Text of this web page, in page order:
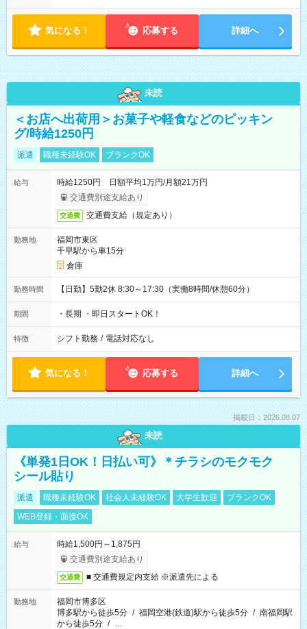
ます。 ※曜日固定（毎週同じ曜日での勤務となります）
気になる！ 応募する 詳細へ
未読
＜お店へ出荷用＞お菓子や軽食などのピッキン
グ/時給1250円
派遣 職種未経験OK ブランクOK
給与
時給1250円 日額平均1万円/月額21万円
交通費別途支給あり
交通費 交通費支給（規定あり）
勤務地
福岡市東区
千早駅から車15分
倉庫
勤務時間 【日勤】5勤2休 8:30～17:30（実働8時間/休憩60分）
期間 ・長期 ・即日スタートOK！
特徴 シフト勤務 / 電話対応なし
気になる！ 応募する 詳細へ
掲載日：2026.08.07
未読
《単発1日OK！日払い可》＊チラシのモクモク
シール貼り
派遣 職種未経験OK 社会人未経験OK 大学生歓迎
ブランクOK
WEB登録・面接OK
給与
時給1,500円～1,875円
交通費別途支給あり
交通費 ■ 交通費規定内支給 ※派遣先による
勤務地
福岡市博多区
博多駅から徒歩5分 / 福岡空港(鉄道)駅から徒歩5分 / 南福岡駅
から徒歩5分 / …